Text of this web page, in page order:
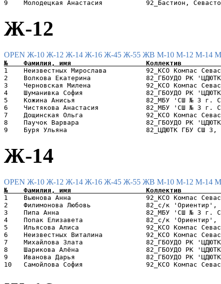
Ж-12
OPEN Ж-10 Ж-12 Ж-14 Ж-16 Ж-45 Ж-55 ЖВ М-10 М-12 М-14
1    Неизвестных Мирослава          92_КСО
2    Волкова Екатерина              82_ГБОУДО
3    Черновская Милена              92_КСО
4    Шуманивка София                82_ГБОУДО
5    Кожина Анисья                  82_МБУ 'СШ №
6    Чистякова Анастасия            82_МБУ 'СШ
7    Дощинская Ольга                92_КСО
8    Паучок Варвара                 82_ГБОУДО РК
Ж-14
OPEN Ж-10 Ж-12 Ж-14 Ж-16 Ж-45 Ж-55 ЖВ М-10 М-12 М-14
1    Вьюнова Анна                   92_КСО Компас
2    Филимонова Любовь              82_с/к
3    Пипа Анна                      82_МБУ 'СШ № 3
4    Попак Елизавета                82_с/к
5    Ильясова Алиса                 92_КСО
6    Неизвестных Виталина           92_КСО
7    Михайлова Злата                82_ГБОУДО
8    Шарикова Алёна                 82_ГБОУДО РК
9    Иванова Дарья                  82_ГБОУДО РК